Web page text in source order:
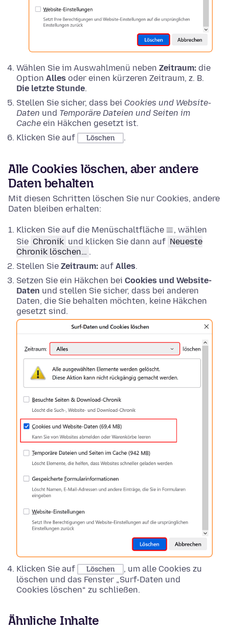
Wählen Sie im Auswahlmenü neben Zeitraum: die
Option Alles oder einen kürzeren Zeitraum, z. B.
Die letzte Stunde.
Stellen Sie sicher, dass bei Cookies und Website-
Daten und Temporäre Dateien und Seiten im
Cache ein Häkchen gesetzt ist.
Klicken Sie auf
Löschen .
Alle Cookies löschen, aber andere
Daten behalten
Mit diesen Schritten löschen Sie nur Cookies, andere
Daten bleiben erhalten:
Klicken Sie auf die Menüschaltfläche
, wählen
Sie Chronik und klicken Sie dann auf Neueste
Chronik löschen… .
Stellen Sie Zeitraum: auf Alles.
Setzen Sie ein Häkchen bei Cookies und Website-
Daten und stellen Sie sicher, dass bei anderen
Daten, die Sie behalten möchten, keine Häkchen
gesetzt sind.
Klicken Sie auf Löschen
, um alle Cookies zu
löschen und das Fenster „Surf-Daten und
Cookies löschen“ zu schließen.
Ähnliche Inhalte